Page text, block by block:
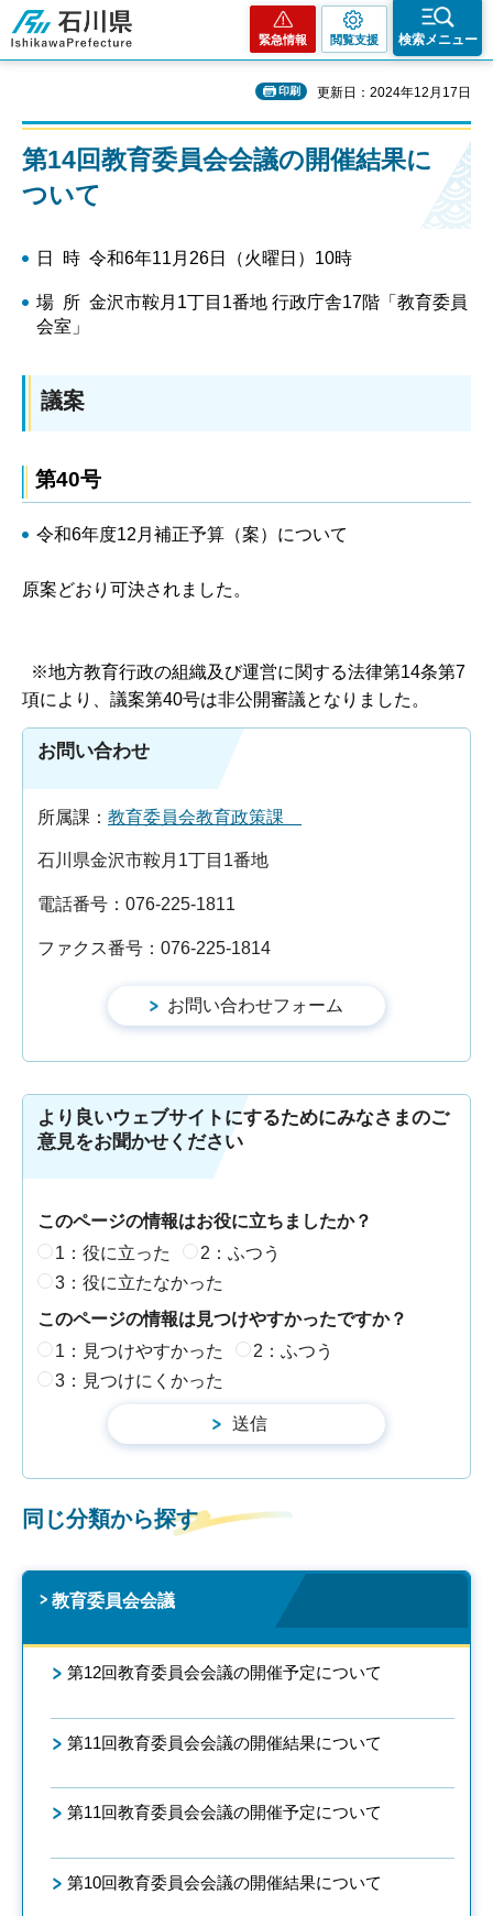
石川県
緊急情報 閲覧支援 検索メニュー
印刷 更新日：2024年12月17日
第14回教育委員会会議の開催結果に
ついて
日 時 令和6年11月26日（火曜日）10時
場 所 金沢市鞍月1丁目1番地 行政庁舎17階「教育委員
会室」
議案
第40号
令和6年度12月補正予算（案）について
原案どおり可決されました。
※地方教育行政の組織及び運営に関する法律第14条第7
項により、議案第40号は非公開審議となりました。
お問い合わせ
所属課： 教育委員会教育政策課
石川県金沢市鞍月1丁目1番地
電話番号：076-225-1811
ファクス番号：076-225-1814
より良いウェブサイトにするためにみなさまのご
意見をお聞かせください
このページの情報はお役に立ちましたか？
1：役に立った
2：ふつう
3：役に立たなかった
このページの情報は見つけやすかったですか？
1：見つけやすかった
2：ふつう
3：見つけにくかった
同じ分類から探す
教育委員会会議
第12回教育委員会会議の開催予定について
第11回教育委員会会議の開催結果について
第11回教育委員会会議の開催予定について
第10回教育委員会会議の開催結果について